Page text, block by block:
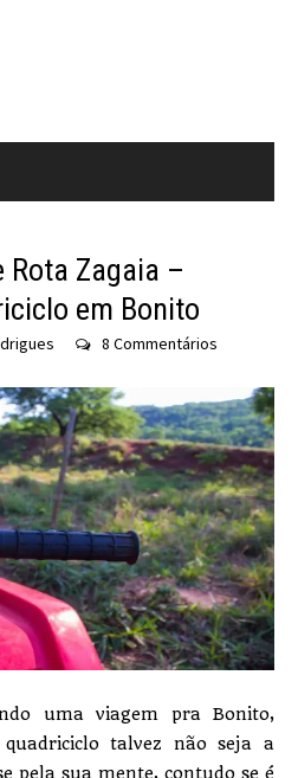
Rota Zagaia –
em Bonito
8 Commentários
uma viagem pra Bonito,
talvez não seja a
pela sua mente, contudo se é